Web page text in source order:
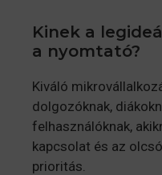
Kinek a
a nyomtató?
Kiváló
dolgozóknak,
felhasználóknak,
kapcsolat és az
prioritás.